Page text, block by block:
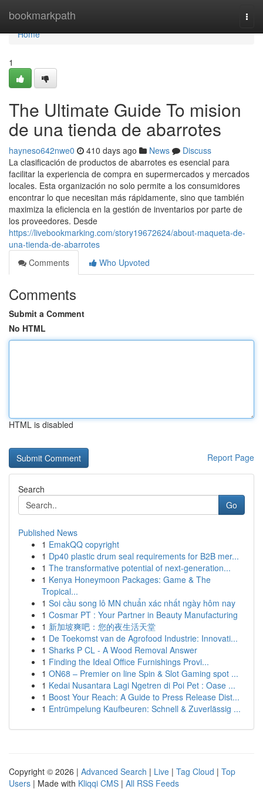
bookmarkpath
Home
Home
1
The Ultimate Guide To mision
de una tienda de abarrotes
hayneso642nwe0 410 days ago News
Discuss
La clasificación de productos de abarrotes es esencial para
facilitar la experiencia de compra en supermercados y mercados
locales. Esta organización no solo permite a los consumidores
encontrar lo que necesitan más rápidamente, sino que también
maximiza la eficiencia en la gestión de inventarios por parte de
los proveedores. Desde
https://livebookmarking.com/story19672624/about-maqueta-de-
una-tienda-de-abarrotes
Comments
Who Upvoted
Comments
Submit a Comment
No HTML
HTML is disabled
Report Page
Search
Go
Published News
1 EmakQQ copyright
1 Dp40 plastic drum seal requirements for B2B mer...
1 The transformative potential of next-generation...
1 Kenya Honeymoon Packages: Game & The
Tropical...
1 Soi cầu song lô MN chuẩn xác nhất ngày hôm nay
1 Cosmar PT : Your Partner in Beauty Manufacturing
1 新加坡爽吧：您的夜生活天堂
1 De Toekomst van de Agrofood Industrie: Innovati...
1 Sharks P CL - A Wood Removal Answer
1 Finding the Ideal Office Furnishings Provi...
1 ON68 – Premier on line Spin & Slot Gaming spot ...
1 Kedai Nusantara Lagi Ngetren di Poi Pet : Oase ...
1 Boost Your Reach: A Guide to Press Release Dist...
1 Entrümpelung Kaufbeuren: Schnell & Zuverlässig ...
Copyright © 2026 | Advanced Search | Live | Tag Cloud | Top
Users | Made with Kliqqi CMS | All RSS Feeds